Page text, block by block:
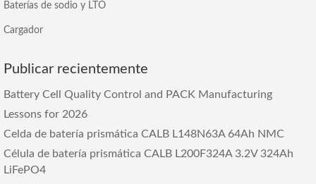
Baterías de sodio y LTO
Cargador
Publicar recientemente
Battery Cell Quality Control and PACK Manufacturing
Lessons for 2026
Celda de batería prismática CALB L148N63A 64Ah NMC
Célula de batería prismática CALB L200F324A 3.2V 324Ah
LiFePO4